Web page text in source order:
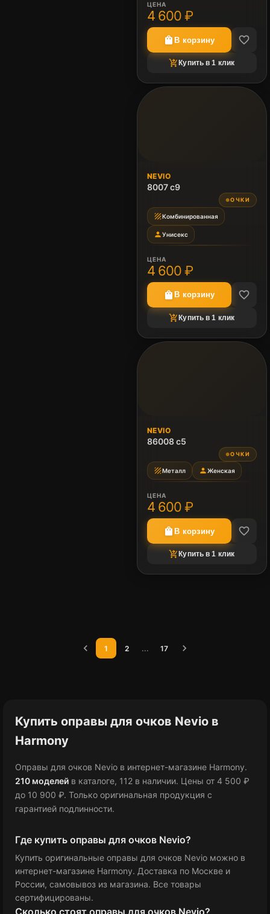
ЦЕНА
4 600 ₽
shopping_bagВ корзину favorite_border
shopping_cart_checkoutКупить в 1 клик
NEVIO
8007 c9
●ОЧКИ
textureКомбинированная
personУнисекс
ЦЕНА
4 600 ₽
shopping_bagВ корзину favorite_border
shopping_cart_checkoutКупить в 1 клик
NEVIO
86008 c5
●ОЧКИ
textureМеталл personЖенская
ЦЕНА
4 600 ₽
shopping_bagВ корзину favorite_border
shopping_cart_checkoutКупить в 1 клик
chevron_left 1 2 ... 17 chevron_right
Купить оправы для очков Nevio в
Harmony
Оправы для очков Nevio в интернет-магазине Harmony.
210 моделей в каталоге, 112 в наличии. Цены от 4 500 ₽
до 10 900 ₽. Только оригинальная продукция с
гарантией подлинности.
Где купить оправы для очков Nevio?
Купить оригинальные оправы для очков Nevio можно в
интернет-магазине Harmony. Доставка по Москве и
России, самовывоз из магазина. Все товары
сертифицированы.